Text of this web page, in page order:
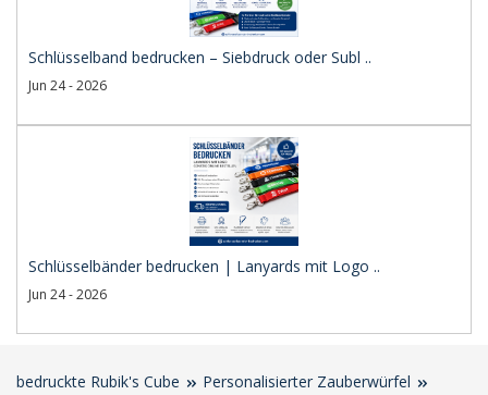
Schlüsselband bedrucken – Siebdruck oder Subl ..
Jun 24 - 2026
Schlüsselbänder bedrucken | Lanyards mit Logo ..
Jun 24 - 2026
bedruckte Rubik's Cube
Personalisierter Zauberwürfel